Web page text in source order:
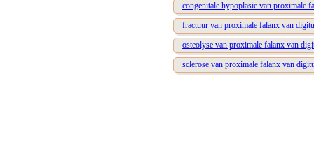
congenitale hypoplasie van proximale
fractuur van proximale falanx van
osteolyse van proximale falanx van
sclerose van proximale falanx van